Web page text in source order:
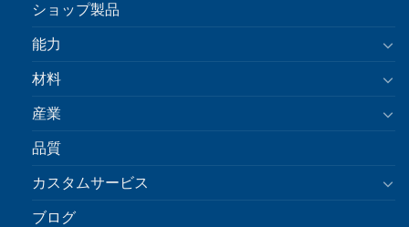
ショップ製品
能力
材料
産業
品質
カスタムサービス
ブログ